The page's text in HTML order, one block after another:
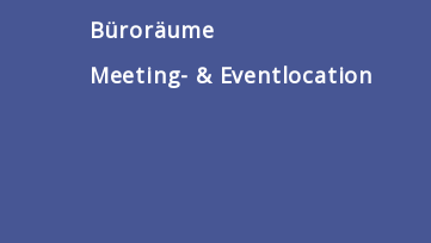
Büroräume
Meeting- & Eventlocation